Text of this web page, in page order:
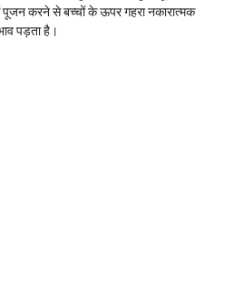
पूजन करने से बच्चों के ऊपर गहरा नकारात्मक
पड़ता है।